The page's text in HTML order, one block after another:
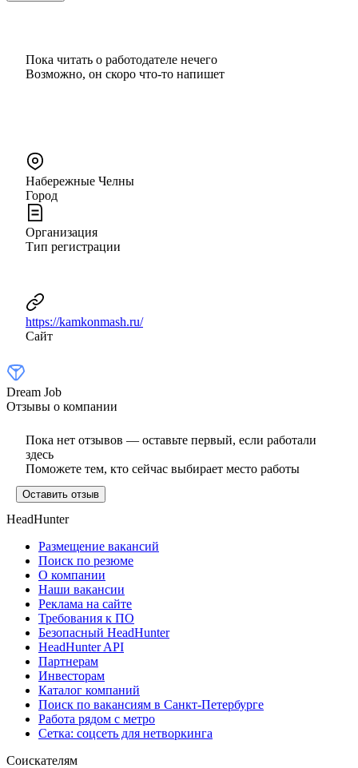
Пока читать о работодателе нечего
Возможно, он скоро что‑то напишет
Набережные Челны
Город
Организация
Тип регистрации
https://kamkonmash.ru/
Сайт
Dream Job
Отзывы о компании
Пока нет отзывов — оставьте первый, если работали
здесь
Поможете тем, кто сейчас выбирает место работы
Оставить отзыв
HeadHunter
Размещение вакансий
Поиск по резюме
О компании
Наши вакансии
Реклама на сайте
Требования к ПО
Безопасный HeadHunter
HeadHunter API
Партнерам
Инвесторам
Каталог компаний
Поиск по вакансиям в Санкт-Петербурге
Работа рядом с метро
Сетка: соцсеть для нетворкинга
Соискателям